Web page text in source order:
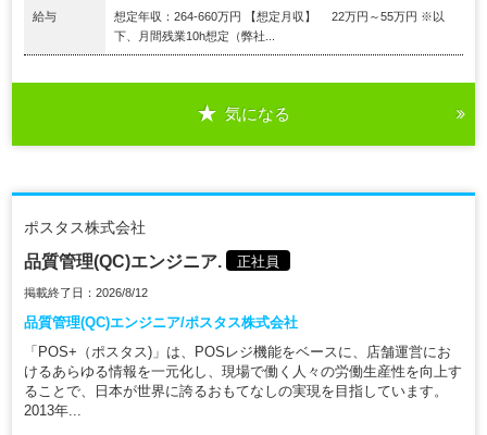
給与
想定年収：264-660万円 【想定月収】 22万円～55万円 ※以
下、月間残業10h想定（弊社...
気になる
ポスタス株式会社
品質管理(QC)エンジニア. 正社員
掲載終了日：2026/8/12
品質管理(QC)エンジニア/ポスタス株式会社
「POS+（ポスタス)」は、POSレジ機能をベースに、店舗運営にお
けるあらゆる情報を一元化し、現場で働く人々の労働生産性を向上す
ることで、日本が世界に誇るおもてなしの実現を目指しています。
2013年...